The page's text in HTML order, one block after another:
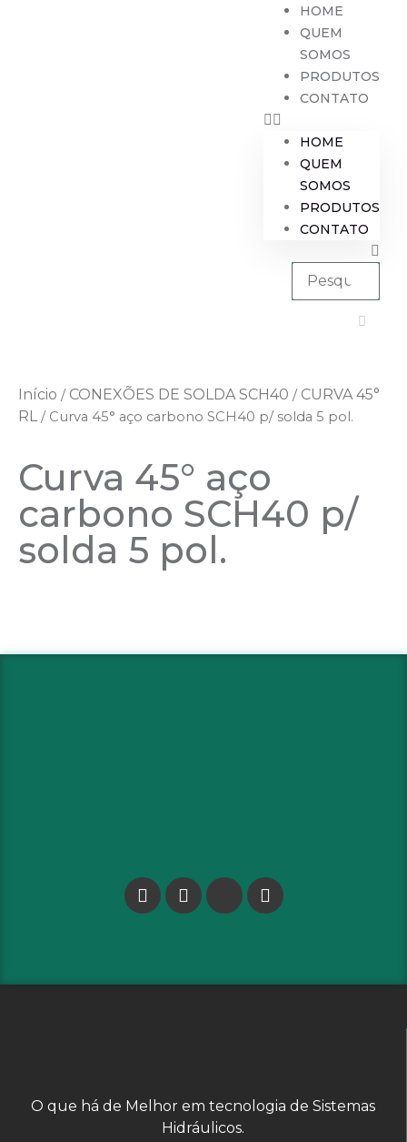
HOME
QUEM
SOMOS
PRODUTOS
CONTATO
HOME
QUEM
SOMOS
PRODUTOS
CONTATO
Início / CONEXÕES DE SOLDA SCH40 / CURVA 45°
RL/ Curva 45° aço carbono SCH40 p/ solda 5 pol.
Curva 45° aço
carbono SCH40 p/
solda 5 pol.
O que há de Melhor em tecnologia de Sistemas
Hidráulicos.